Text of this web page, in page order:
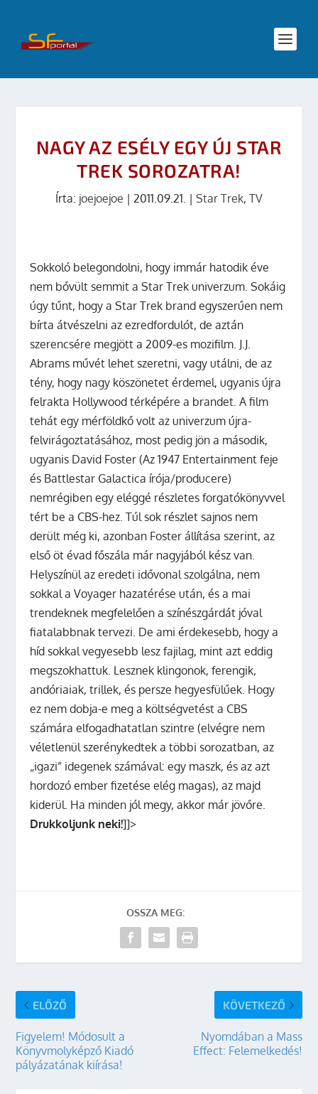
NAGY AZ ESÉLY EGY ÚJ STAR
TREK SOROZATRA!
Írta: joejoejoe | 2011.09.21. | Star Trek, TV
Sokkoló belegondolni, hogy immár hatodik éve
nem bővült semmit a Star Trek univerzum. Sokáig
úgy tűnt, hogy a Star Trek brand egyszerűen nem
bírta átvészelni az ezredfordulót, de aztán
szerencsére megjött a 2009-es mozifilm. J.J.
Abrams művét lehet szeretni, vagy utálni, de az
tény, hogy nagy köszönetet érdemel, ugyanis újra
felrakta Hollywood térképére a brandet. A film
tehát egy mérföldkő volt az univerzum újra-
felvirágoztatásához, most pedig jön a második,
ugyanis David Foster (Az 1947 Entertainment feje
és Battlestar Galactica írója/producere)
nemrégiben egy eléggé részletes forgatókönyvvel
tért be a CBS-hez. Túl sok részlet sajnos nem
derült még ki, azonban Foster állítása szerint, az
első öt évad főszála már nagyjából kész van.
Helyszínül az eredeti idővonal szolgálna, nem
sokkal a Voyager hazatérése után, és a mai
trendeknek megfelelően a színészgárdát jóval
fiatalabbnak tervezi. De ami érdekesebb, hogy a
híd sokkal vegyesebb lesz fajilag, mint azt eddig
megszokhattuk. Lesznek klingonok, ferengik,
andóriaiak, trillek, és persze hegyesfülűek. Hogy
ez nem dobja-e meg a költségvetést a CBS
számára elfogadhatatlan szintre (elvégre nem
véletlenül szerénykedtek a többi sorozatban, az
„igazi” idegenek számával: egy maszk, és az azt
hordozó ember fizetése elég magas), az majd
kiderül. Ha minden jól megy, akkor már jövőre.
Drukkoljunk neki!]]>
OSSZA MEG:
ELŐZŐ
Figyelem! Módosult a
Könyvmolyképző Kiadó
pályázatának kiírása!
KÖVETKEZŐ
Nyomdában a Mass
Effect: Felemelkedés!